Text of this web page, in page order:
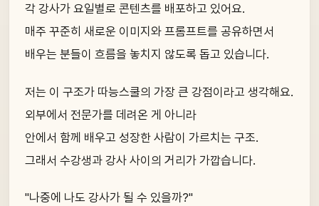
각 강사가 요일별로 콘텐츠를 배포하고 있어요.
매주 꾸준히 새로운 이미지와 프롬프트를 공유하면서
배우는 분들이 흐름을 놓치지 않도록 돕고 있습니다.
저는 이 구조가 따능스쿨의 가장 큰 강점이라고 생각해요.
외부에서 전문가를 데려온 게 아니라
안에서 함께 배우고 성장한 사람이 가르치는 구조.
그래서 수강생과 강사 사이의 거리가 가깝습니다.
"나중에 나도 강사가 될 수 있을까?"